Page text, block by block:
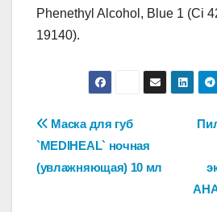
Phenethyl Alcohol, Blue 1 (Ci
19140).
Навигация
по
Маска для губ
`MEDIHEAL` ночная
(увлажняющая) 10 мл